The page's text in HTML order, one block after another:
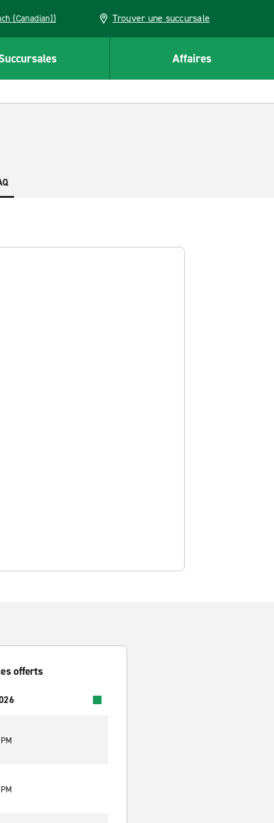
(Canadian)) Trouver une succursale
Affaires
offerts